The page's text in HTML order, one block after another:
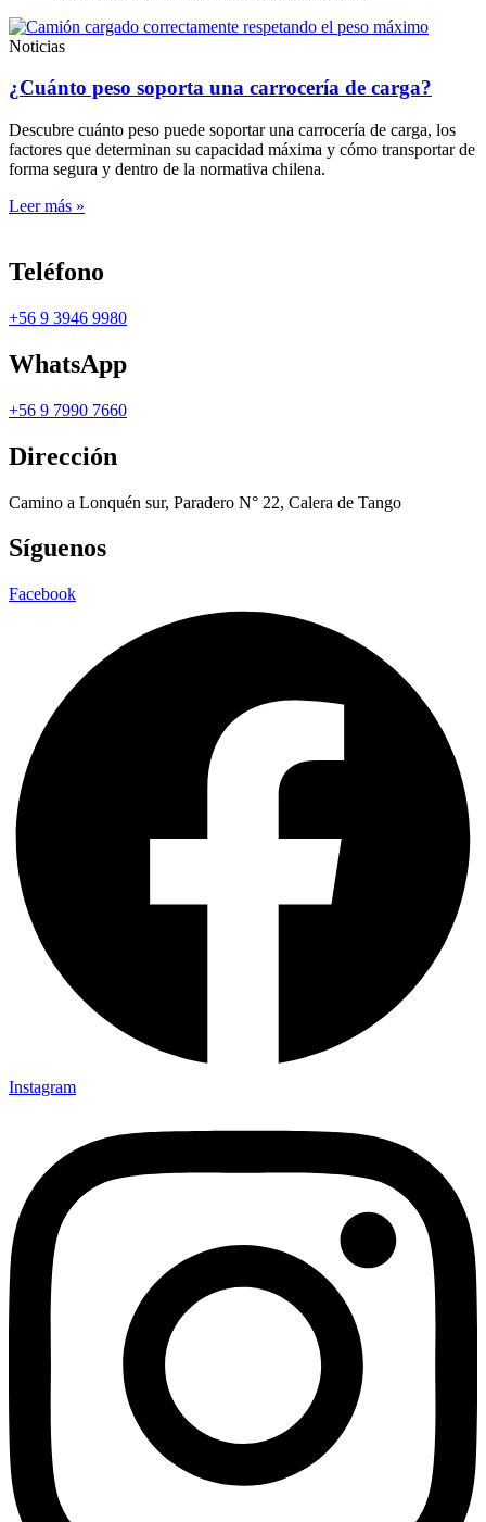
Noticias
¿Cuánto peso soporta una carrocería de carga?
Descubre cuánto peso puede soportar una carrocería de carga, los
factores que determinan su capacidad máxima y cómo transportar de
forma segura y dentro de la normativa chilena.
Leer más »
Teléfono
+56 9 3946 9980
WhatsApp
+56 9 7990 7660
Dirección
Camino a Lonquén sur, Paradero N° 22, Calera de Tango
Síguenos
Facebook
Instagram